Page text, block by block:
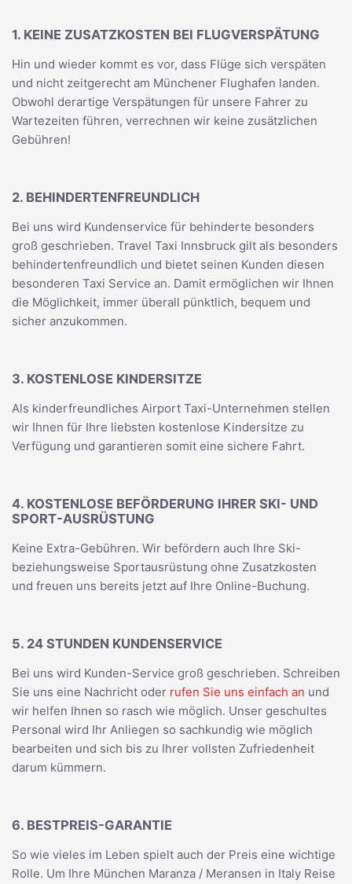
1. KEINE ZUSATZKOSTEN BEI FLUGVERSPÄTUNG
Hin und wieder kommt es vor, dass Flüge sich verspäten
und nicht zeitgerecht am Münchener Flughafen landen.
Obwohl derartige Verspätungen für unsere Fahrer zu
Wartezeiten führen, verrechnen wir keine zusätzlichen
Gebühren!
2. BEHINDERTENFREUNDLICH
Bei uns wird Kundenservice für behinderte besonders
groß geschrieben. Travel Taxi Innsbruck gilt als besonders
behindertenfreundlich und bietet seinen Kunden diesen
besonderen Taxi Service an. Damit ermöglichen wir Ihnen
die Möglichkeit, immer überall pünktlich, bequem und
sicher anzukommen.
3. KOSTENLOSE KINDERSITZE
Als kinderfreundliches Airport Taxi-Unternehmen stellen
wir Ihnen für Ihre liebsten kostenlose Kindersitze zu
Verfügung und garantieren somit eine sichere Fahrt.
4. KOSTENLOSE BEFÖRDERUNG IHRER SKI- UND
SPORT-AUSRÜSTUNG
Keine Extra-Gebühren. Wir befördern auch Ihre Ski-
beziehungsweise Sportausrüstung ohne Zusatzkosten
und freuen uns bereits jetzt auf Ihre Online-Buchung.
5. 24 STUNDEN KUNDENSERVICE
Bei uns wird Kunden-Service groß geschrieben. Schreiben
Sie uns eine Nachricht oder rufen Sie uns einfach an und
wir helfen Ihnen so rasch wie möglich. Unser geschultes
Personal wird Ihr Anliegen so sachkundig wie möglich
bearbeiten und sich bis zu Ihrer vollsten Zufriedenheit
darum kümmern.
6. BESTPREIS-GARANTIE
So wie vieles im Leben spielt auch der Preis eine wichtige
Rolle. Um Ihre München Maranza / Meransen in Italy Reise